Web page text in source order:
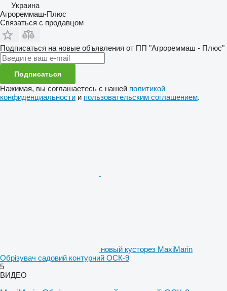
Украина
Агрореммаш-Плюс
Связаться с продавцом
Подписаться на новые объявления от ПП "Агрореммаш - Плюс"
Подписаться
Нажимая, вы соглашаетесь с нашей политикой
конфиденциальности и пользовательским соглашением.
новый кусторез MaxiMarin
Обрізувач садовий контурний ОСК-9
5
ВИДЕО